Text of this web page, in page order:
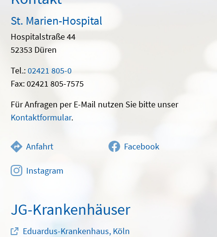
St. Marien-Hospital
Hospitalstraße 44
52353 Düren
Tel.:02421 805-0
Fax: 02421 805-7575
Für Anfragen per E-Mail nutzen Sie bitte unser
Kontaktformular.
Anfahrt Facebook
Instagram
JG-Krankenhäuser
Eduardus-Krankenhaus, Köln